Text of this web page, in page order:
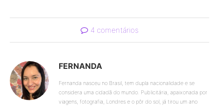
4 comentários
FERNANDA
Fernanda nasceu no Brasil, tem dupla nacionalidade e se
considera uma cidadã do mundo. Publicitária, apaixonada por
viagens, fotografia, Londres e o pôr do sol, já tirou um ano